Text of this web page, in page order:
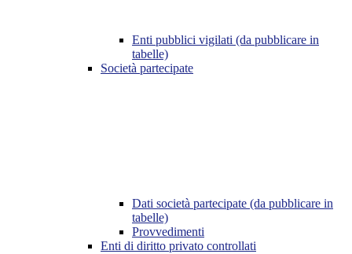
Enti pubblici vigilati (da pubblicare in
tabelle)
Società partecipate
Dati società partecipate (da pubblicare in
tabelle)
Provvedimenti
Enti di diritto privato controllati